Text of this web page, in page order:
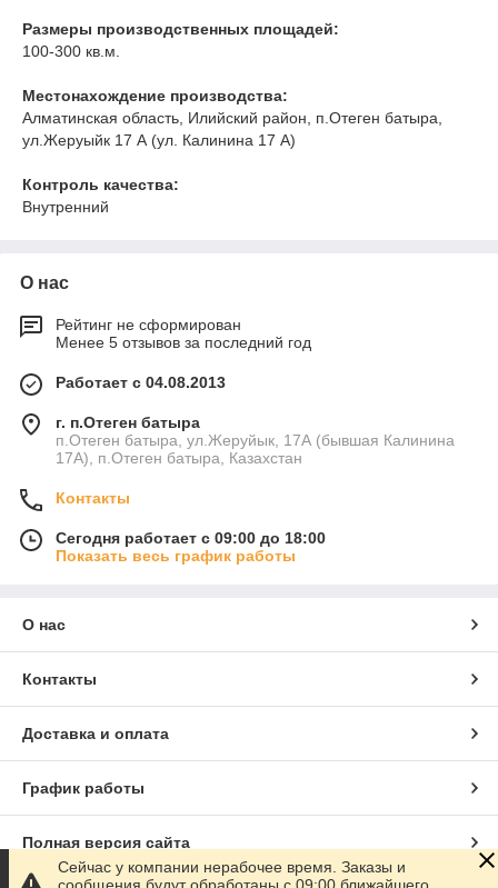
Размеры производственных площадей:
100-300 кв.м.
Местонахождение производства:
Алматинская область, Илийский район, п.Отеген батыра,
ул.Жеруыйк 17 А (ул. Калинина 17 А)
Контроль качества:
Внутренний
О нас
Рейтинг не сформирован
Менее 5 отзывов за последний год
Работает с 04.08.2013
г. п.Отеген батыра
п.Отеген батыра, ул.Жеруйык, 17А (бывшая Калинина
17А), п.Отеген батыра, Казахстан
Контакты
Сегодня работает с 09:00 до 18:00
Показать весь график работы
О нас
Контакты
Доставка и оплата
График работы
Полная версия сайта
Сейчас у компании нерабочее время. Заказы и